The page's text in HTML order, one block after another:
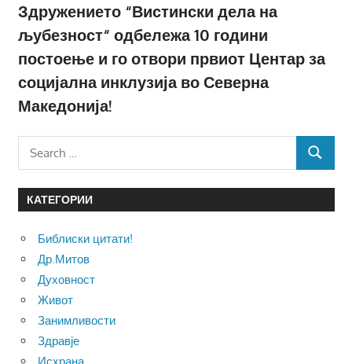
Здружението “Вистински дела на
љубезност“ одбележа 10 години
постоење и го отвори првиот Центар за
социјална инклузија во Северна
Македонија!
SEARCH
КАТЕГОРИИ
Библиски цитати!
Др.Митов
Духовност
Живот
Занимливости
Здравје